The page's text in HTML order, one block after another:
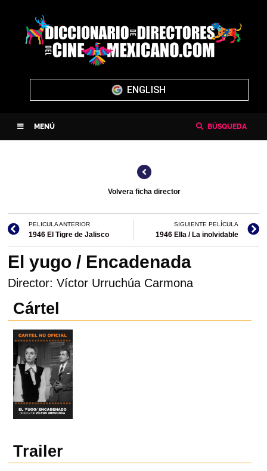
ENGLISH
MENÚ BÚSQUEDA
Volvera ficha director
PELICULA ANTERIOR
1946 El Tigre de Jalisco
SIGUIENTE PELÍCULA
1946 Ella / La inolvidable
El yugo / Encadenada
Director: Víctor Urruchúa Carmona
Cártel
Trailer